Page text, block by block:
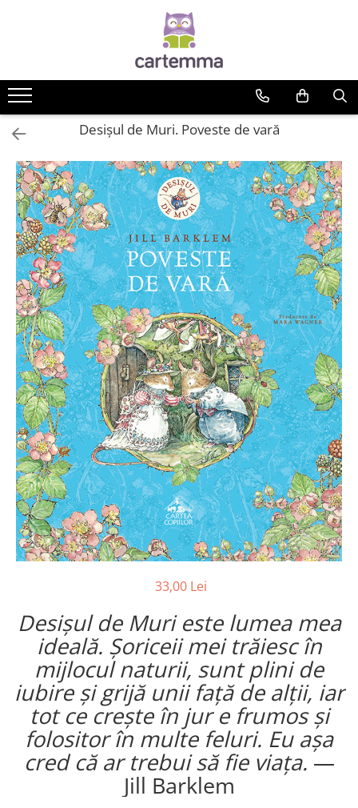
Tematică
Craciun
Activități
Atlase si enciclopedii
Carte de bucate
Călătorie
Educație
Educație financiară
Hobby si craft
Inteligenta emotionala
Limbi străine
Muzicale
Poezii
Povești
Reviste
Știință si natură
Vârstă
0-2 ani
10+ ani
14+ ani
2-5 ani
5-7 ani
toate vârstele
Editura Univers
Editura Aramis
Editura Arthur
Editura Bookzone
Editura Cartea Copiilor
Desișul de Muri. Poveste de vară
33,00 Lei
Desișul de Muri este lumea mea
ideală. Șoriceii mei trăiesc în
mijlocul naturii, sunt plini de
iubire și grijă unii față de alții, iar
tot ce crește în jur e frumos și
folositor în multe feluri. Eu așa
cred că ar trebui să fie viața. —
Jill Barklem